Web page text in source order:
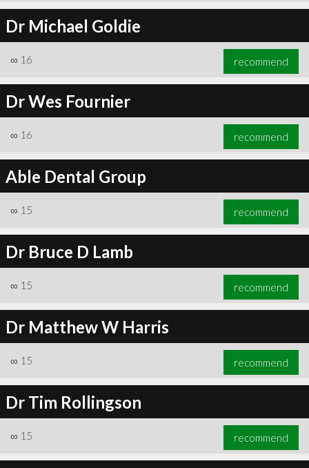
Dr Michael Goldie
∞ 16 recommend
Dr Wes Fournier
∞ 16 recommend
Able Dental Group
∞ 15 recommend
Dr Bruce D Lamb
∞ 15 recommend
Dr Matthew W Harris
∞ 15 recommend
Dr Tim Rollingson
∞ 15 recommend